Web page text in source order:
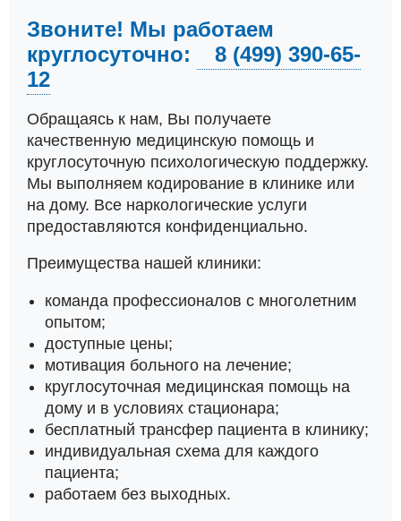
Звоните! Мы работаем
круглосуточно:
8 (499) 390-65-
12
Обращаясь к нам, Вы получаете
качественную медицинскую помощь и
круглосуточную психологическую поддержку.
Мы выполняем кодирование в клинике или
на дому. Все наркологические услуги
предоставляются конфиденциально.
Преимущества нашей клиники:
команда профессионалов с многолетним
опытом;
доступные цены;
мотивация больного на лечение;
круглосуточная медицинская помощь на
дому и в условиях стационара;
бесплатный трансфер пациента в клинику;
индивидуальная схема для каждого
пациента;
работаем без выходных.